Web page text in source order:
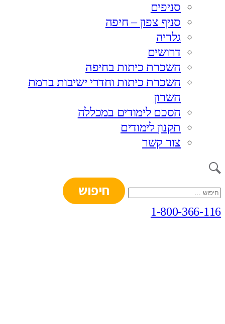
סניפים
סניף צפון – חיפה
גלריה
דרושים
השכרת כיתות בחיפה
השכרת כיתות וחדרי ישיבות ברמת
השרון
הסכם לימודים במכללה
תקנון לימודים
צור קשר
חיפוש:
1-800-366-116